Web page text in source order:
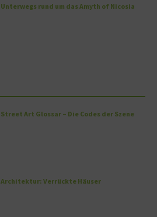
Unterwegs rund um das Amyth of Nicosia
Street Art Glossar – Die Codes der Szene
Architektur: Verrückte Häuser